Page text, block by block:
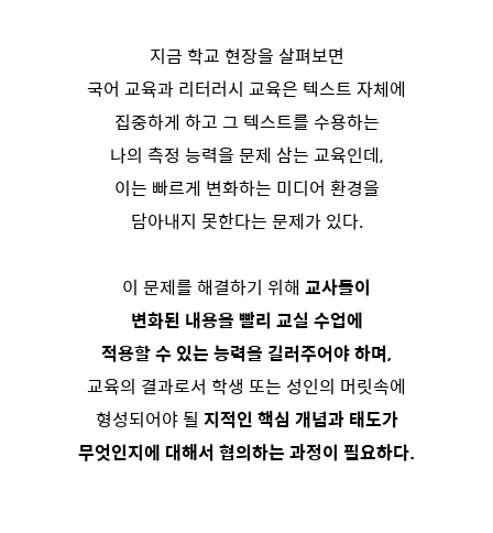
지금 학교 현장을 살펴보면
국어 교육과 리터러시 교육은 텍스트 자체에
집중하게 하고 그 텍스트를 수용하는
나의 측정 능력을 문제 삼는 교육인데,
이는 빠르게 변화하는 미디어 환경을
담아내지 못한다는 문제가 있다.
이 문제를 해결하기 위해 교사들이
변화된 내용을 빨리 교실 수업에
적용할 수 있는 능력을 길러주어야 하며,
교육의 결과로서 학생 또는 성인의 머릿속에
형성되어야 될 지적인 핵심 개념과 태도가
무엇인지에 대해서 협의하는 과정이 필요하다.